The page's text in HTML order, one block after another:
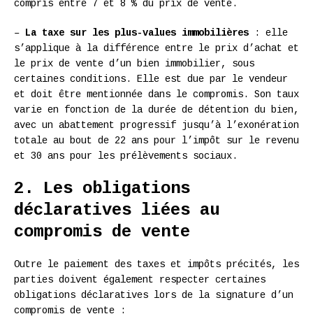
compris entre 7 et 8 % du prix de vente.
– La taxe sur les plus-values immobilières : elle
s’applique à la différence entre le prix d’achat et
le prix de vente d’un bien immobilier, sous
certaines conditions. Elle est due par le vendeur
et doit être mentionnée dans le compromis. Son taux
varie en fonction de la durée de détention du bien,
avec un abattement progressif jusqu’à l’exonération
totale au bout de 22 ans pour l’impôt sur le revenu
et 30 ans pour les prélèvements sociaux.
2. Les obligations
déclaratives liées au
compromis de vente
Outre le paiement des taxes et impôts précités, les
parties doivent également respecter certaines
obligations déclaratives lors de la signature d’un
compromis de vente :